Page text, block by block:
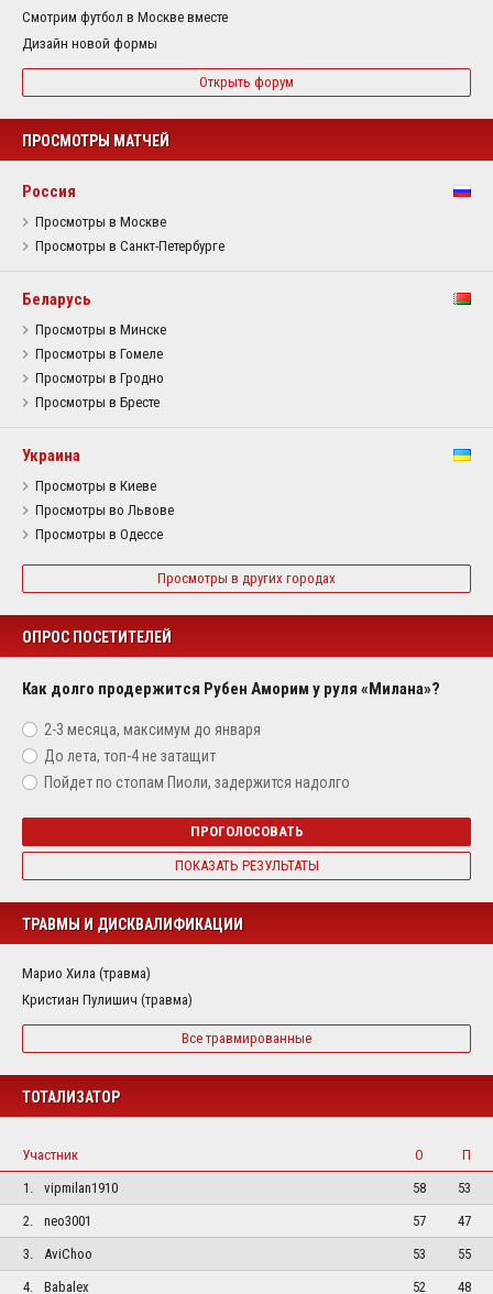
Смотрим футбол в Москве вместе
Дизайн новой формы
Открыть форум
ПРОСМОТРЫ МАТЧЕЙ
Россия
Просмотры в Москве
Просмотры в Санкт-Петербурге
Беларусь
Просмотры в Минске
Просмотры в Гомеле
Просмотры в Гродно
Просмотры в Бресте
Украина
Просмотры в Киеве
Просмотры во Львове
Просмотры в Одессе
Просмотры в других городах
ОПРОС ПОСЕТИТЕЛЕЙ
Как долго продержится Рубен Аморим у руля «Милана»?
2-3 месяца, максимум до января
До лета, топ-4 не затащит
Пойдет по стопам Пиоли, задержится надолго
ПРОГОЛОСОВАТЬ
ПОКАЗАТЬ РЕЗУЛЬТАТЫ
ТРАВМЫ И ДИСКВАЛИФИКАЦИИ
Марио Хила (травма)
Кристиан Пулишич (травма)
Все травмированные
ТОТАЛИЗАТОР
Участник О
П
1.
vipmilan1910 58
53
2.
neo3001 57
47
3.
AviChoo 53
55
4.
Babalex 52 48